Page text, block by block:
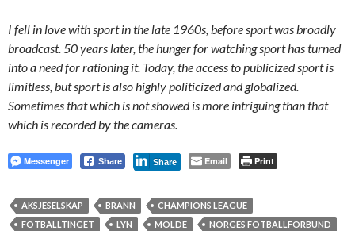
I fell in love with sport in the late 1960s, before sport was broadly
broadcast. 50 years later, the hunger for watching sport has turned
into a need for rationing it. Today, the access to publicized sport is
limitless, but sport is also highly politicized and globalized.
Sometimes that which is not showed is more intriguing than that
which is recorded by the cameras.
Messenger Share Share Email Print
AKSJESELSKAP BRANN
CHAMPIONS LEAGUE
FOTBALLTINGET
LYN MOLDE
NORGES FOTBALLFORBUND